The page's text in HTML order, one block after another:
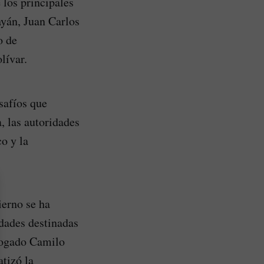
Juan Carlos
de
que
las autoridades
y la
se ha
destinadas
Camilo
la